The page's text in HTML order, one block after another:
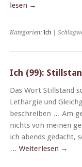
lesen →
Kategorien: Ich |
Ich (99):
Das Wort Still­stand
Lethargie und
beschreiben … Am
nichts von meinen
ich abends gedacht,
… Weit­er­lesen →